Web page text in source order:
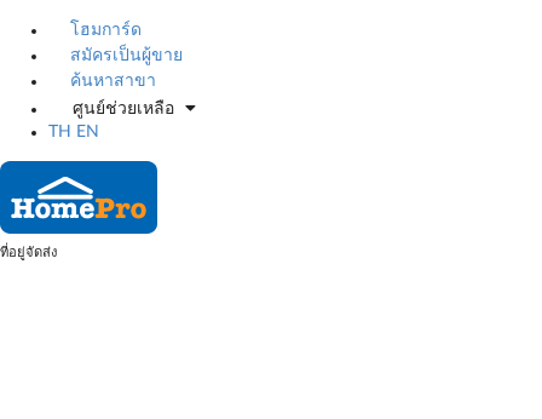
โฮมการ์ด
สมัครเป็นผู้ขาย
ค้นหาสาขา
ศูนย์ช่วยเหลือ
TH
EN
ที่อยู่จัดส่ง